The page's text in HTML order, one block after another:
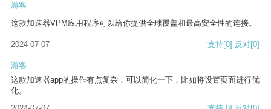
游客
这款加速器VPM应用程序可以给你提供全球覆盖和最高安全性的连接。
2024-07-07 支持[0] 反对[0]
游客
这款加速器app的操作有点复杂，可以简化一下，比如将设置页面进行优
化。